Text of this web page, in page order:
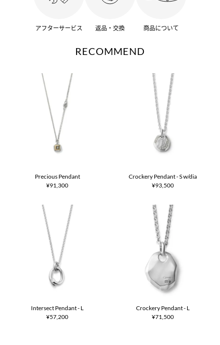
アフターサービス 返品・交換 商品について
RECOMMEND
Precious Pendant
¥91,300
Crockery Pendant - S w/dia
¥93,500
Intersect Pendant - L
¥57,200
Crockery Pendant - L
¥71,500